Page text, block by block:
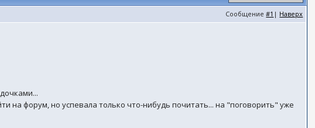
Сообщение#1 | Наверх
на форум, но успевала только что-нибудь почитать... на "поговорить" уже